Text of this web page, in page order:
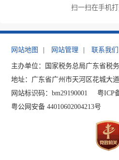
扫一扫在手机
网站地图 网站管理 联系我们
主办单位：国家税务总局广东省税
地址：广东省广州市天河区花城大
网站标识码：bm29190001
粤ICP
粤公网安备 44010602004213号